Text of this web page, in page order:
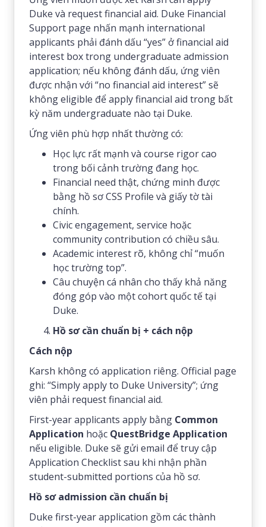
Duke và request financial aid. Duke Financial
Support page nhấn mạnh international
applicants phải đánh dấu “yes” ở financial aid
interest box trong undergraduate admission
application; nếu không đánh dấu, ứng viên
được nhận với “no financial aid interest” sẽ
không eligible để apply financial aid trong bất
kỳ năm undergraduate nào tại Duke.
Ứng viên phù hợp nhất thường có:
Học lực rất mạnh và course rigor cao
trong bối cảnh trường đang học.
Financial need thật, chứng minh được
bằng hồ sơ CSS Profile và giấy tờ tài
chính.
Civic engagement, service hoặc
community contribution có chiều sâu.
Academic interest rõ, không chỉ “muốn
học trường top”.
Câu chuyện cá nhân cho thấy khả năng
đóng góp vào một cohort quốc tế tại
Duke.
Hồ sơ cần chuẩn bị + cách nộp
Cách nộp
Karsh không có application riêng. Official page
ghi: “Simply apply to Duke University”; ứng
viên phải request financial aid.
First-year applicants apply bằng Common
Application hoặc QuestBridge Application
nếu eligible. Duke sẽ gửi email để truy cập
Application Checklist sau khi nhận phần
student-submitted portions của hồ sơ.
Hồ sơ admission cần chuẩn bị
Duke first-year application gồm các thành